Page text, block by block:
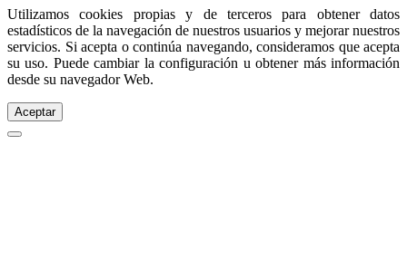
Utilizamos cookies propias y de terceros para obtener datos
estadísticos de la navegación de nuestros usuarios y mejorar nuestros
servicios. Si acepta o continúa navegando, consideramos que acepta
su uso. Puede cambiar la configuración u obtener más información
desde su navegador Web.
Aceptar